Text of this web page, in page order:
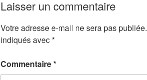
Laisser un commentaire
Votre adresse e-mail ne sera pas publiée.
indiqués avec*
Commentaire*